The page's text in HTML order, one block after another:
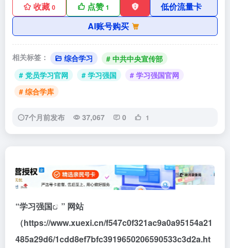
收藏 0 点赞1
低价流量卡
AI账号购买
相关标签： 综合学习
# 中共中央宣传部
# 党员学习官网
# 学习强国
# 学习强国官网
# 综合学库
7个月前发布 37,067 0 1
“学习强国
” 网站
（https://www.xuexi.cn/f547c0f321ac9a0a95154a21
485a29d6/1cdd8ef7bfc3919650206590533c3d2a.ht